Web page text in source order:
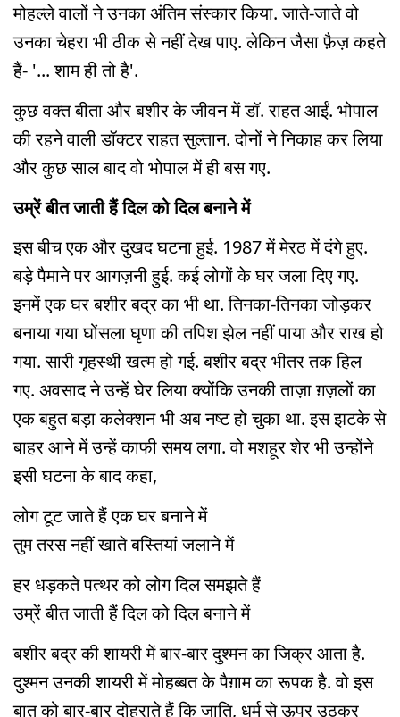
मोहल्ले वालों ने उनका अंतिम संस्कार किया. जाते-जाते वो
उनका चेहरा भी ठीक से नहीं देख पाए. लेकिन जैसा फ़ैज़ कहते
हैं- '... शाम ही तो है'.
कुछ वक्त बीता और बशीर के जीवन में डॉ. राहत आईं. भोपाल
की रहने वाली डॉक्टर राहत सुल्तान. दोनों ने निकाह कर लिया
और कुछ साल बाद वो भोपाल में ही बस गए.
उम्रें बीत जाती हैं दिल को दिल बनाने में
इस बीच एक और दुखद घटना हुई. 1987 में मेरठ में दंगे हुए.
बड़े पैमाने पर आगज़नी हुई. कई लोगों के घर जला दिए गए.
इनमें एक घर बशीर बद्र का भी था. तिनका-तिनका जोड़कर
बनाया गया घोंसला घृणा की तपिश झेल नहीं पाया और राख हो
गया. सारी गृहस्थी खत्म हो गई. बशीर बद्र भीतर तक हिल
गए. अवसाद ने उन्हें घेर लिया क्योंकि उनकी ताज़ा ग़ज़लों का
एक बहुत बड़ा कलेक्शन भी अब नष्ट हो चुका था. इस झटके से
बाहर आने में उन्हें काफी समय लगा. वो मशहूर शेर भी उन्होंने
इसी घटना के बाद कहा,
लोग टूट जाते हैं एक घर बनाने में
तुम तरस नहीं खाते बस्तियां जलाने में
हर धड़कते पत्थर को लोग दिल समझते हैं
उम्रें बीत जाती हैं दिल को दिल बनाने में
बशीर बद्र की शायरी में बार-बार दुश्मन का जिक्र आता है.
दुश्मन उनकी शायरी में मोहब्बत के पैग़ाम का रूपक है. वो इस
बात को बार-बार दोहराते हैं कि जाति, धर्म से ऊपर उठकर